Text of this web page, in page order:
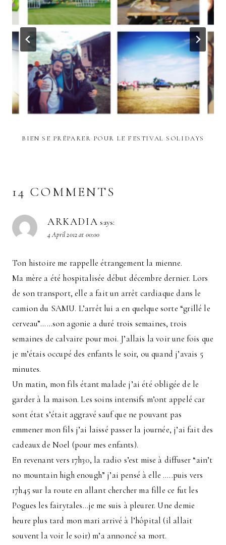
BIEN SE PRÉPARER POUR LE FESTIVAL SOLIDAYS
14 COMMENTS
ARKADIA says:
4 April 2012 at 00:00
Ton histoire me rappelle étrangement la mienne.
Ma mère a été hospitalisée début décembre dernier. Lors
de son transport, elle a fait un arrêt cardiaque dans le
camion du SAMU. L’arrêt lui a en quelque sorte “grillé le
cerveau”……son agonie a duré trois semaines, trois
semaines de calvaire pour moi. J’allais la voir une fois que
je m’étais occupé des enfants le soir, ou quand j’avais 5
minutes.
Un matin, mon fils étant malade j’ai été obligée de le
garder à la maison. Les soins intensifs m’ont appelé car
sont état s’était aggravé sauf que ne pouvant pas
emmener mon fils j’ai laissé passer la journée, j’ai fait des
cadeaux de Noel (pour mes enfants).
En revenant vers 17h30, la radio s’est mise à diffuser “ain’t
no mountain high enough” j’ai pensé à elle …..puis vers
17h45 sur la route en allant chercher ma fille ce fut les
Pogues les fairytales…je me suis à pleurer. Une demie
heure plus tard mon mari arrivé à l’hôpital (il allait
souvent la voir le soir) m’a annoncé sa mort.